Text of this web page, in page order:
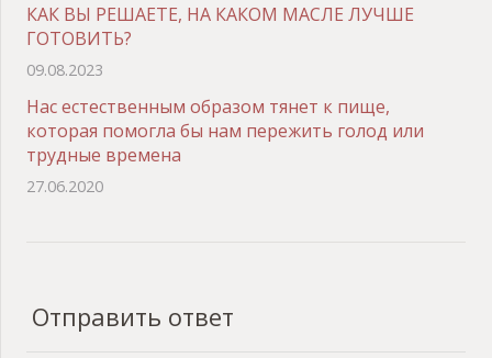
КАК ВЫ РЕШАЕТЕ, НА КАКОМ МАСЛЕ ЛУЧШЕ
ГОТОВИТЬ?
09.08.2023
Нас естественным образом тянет к пище,
которая помогла бы нам пережить голод или
трудные времена
27.06.2020
Отправить ответ